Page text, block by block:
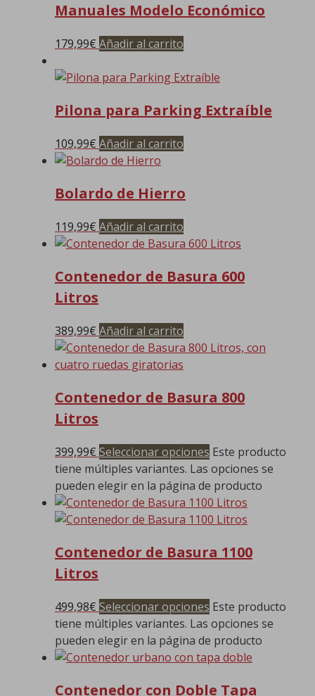
Manuales Modelo Económico
179,99€ Añadir al carrito
Pilona para Parking Extraíble
109,99€ Añadir al carrito
Bolardo de Hierro
119,99€ Añadir al carrito
Contenedor de Basura 600
Litros
389,99€ Añadir al carrito
Contenedor de Basura 800
Litros
399,99€ Seleccionar opciones Este producto
tiene múltiples variantes. Las opciones se
pueden elegir en la página de producto
Contenedor de Basura 1100
Litros
499,98€ Seleccionar opciones Este producto
tiene múltiples variantes. Las opciones se
pueden elegir en la página de producto
Contenedor con Doble Tapa